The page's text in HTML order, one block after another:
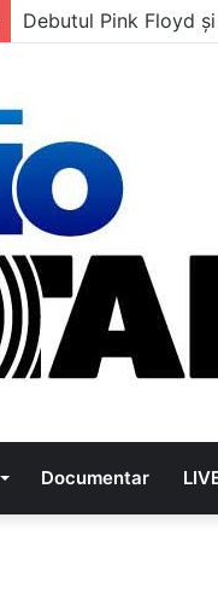
Debutul Pink Floyd
Documentar